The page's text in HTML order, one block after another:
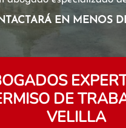
EN MENOS
DE
VELILLA